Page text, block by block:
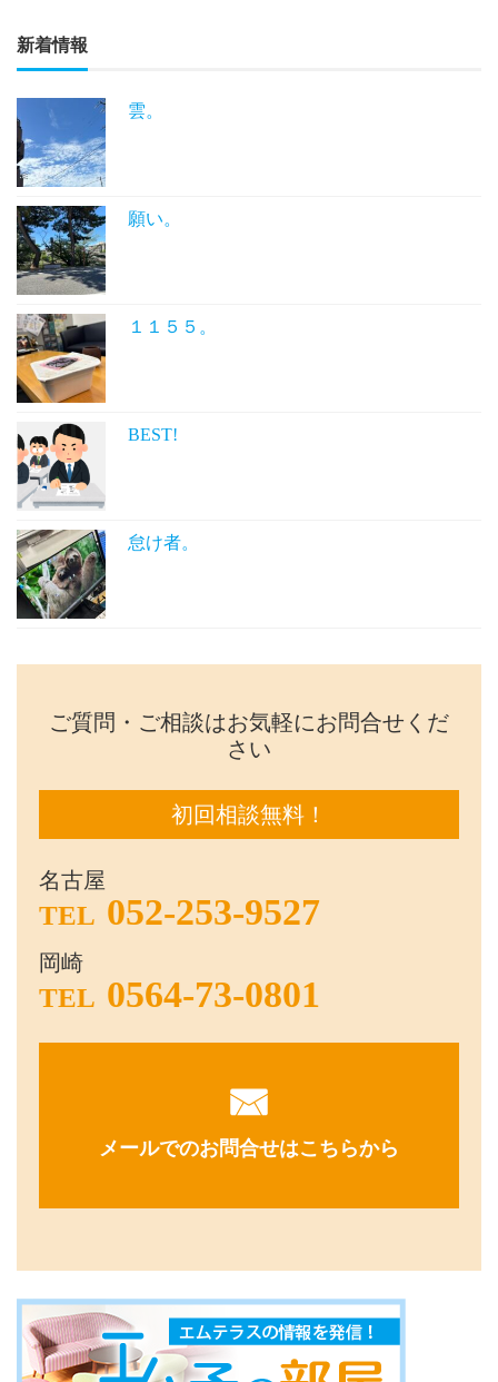
新着情報
雲。
願い。
１１５５。
BEST!
怠け者。
ご質問・ご相談はお気軽にお問合せくだ
さい
初回相談無料！
名古屋
TEL 052-253-9527
岡崎
TEL 0564-73-0801
メールでのお問合せはこちらから